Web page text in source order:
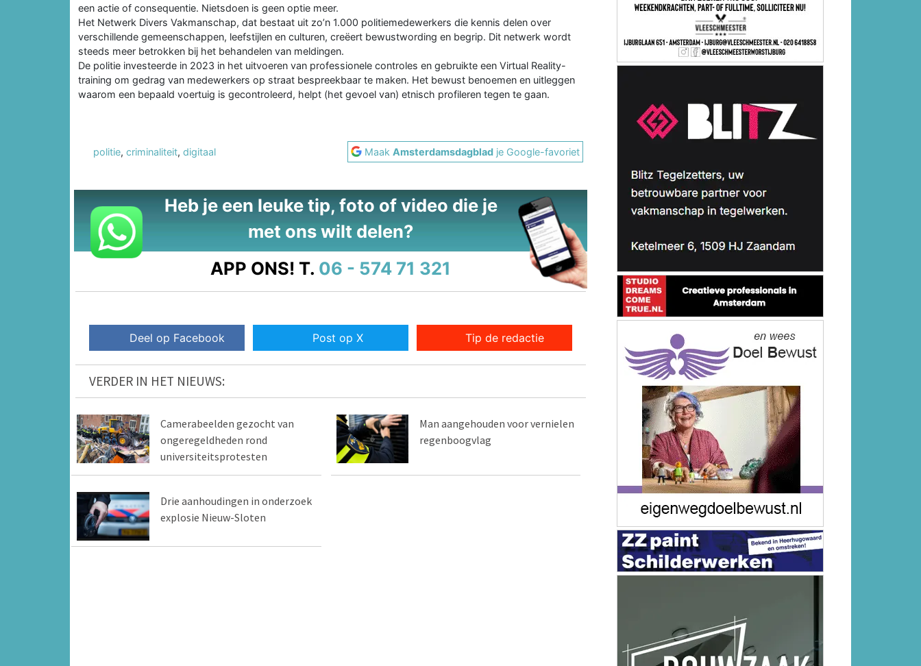
een actie of consequentie. Nietsdoen is geen optie meer.
Het Netwerk Divers Vakmanschap, dat bestaat uit zo’n 1.000 politiemedewerkers die kennis delen over
verschillende gemeenschappen, leefstijlen en culturen, creëert bewustwording en begrip. Dit netwerk wordt
steeds meer betrokken bij het behandelen van meldingen.
De politie investeerde in 2023 in het uitvoeren van professionele controles en gebruikte een Virtual Reality-
training om gedrag van medewerkers op straat bespreekbaar te maken. Het bewust benoemen en uitleggen
waarom een bepaald voertuig is gecontroleerd, helpt (het gevoel van) etnisch profileren tegen te gaan.
politie, criminaliteit, digitaal MaakAmsterdamsdagblad je Google-favoriet
Heb je een leuke tip, foto of video die je
met ons wilt delen?
APP ONS! T. 06 - 574 71 321
Deel op Facebook Post op X Tip de redactie
VERDER IN HET NIEUWS:
Camerabeelden gezocht van
ongeregeldheden rond
universiteitsprotesten
Man aangehouden voor vernielen
regenboogvlag
Drie aanhoudingen in onderzoek
explosie Nieuw-Sloten